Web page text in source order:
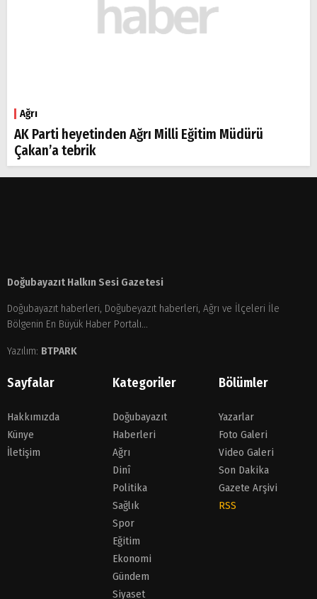
Ağrı
AK Parti heyetinden Ağrı Milli Eğitim Müdürü
Çakan’a tebrik
Doğubayazıt Halkın Sesi Gazetesi
Doğubayazıt haberleri, Doğubeyazıt haberleri, Ağrı ve İlçeleri İle
Bölgenin En Büyük Haber Portalı...
Yazılım: BTPARK
Sayfalar
Hakkımızda
Künye
İletişim
Kategoriler
Doğubayazıt
Haberleri
Ağrı
Dinî
Politika
Sağlık
Spor
Eğitim
Ekonomi
Gündem
Siyaset
Bölümler
Yazarlar
Foto Galeri
Video Galeri
Son Dakika
Gazete Arşivi
RSS